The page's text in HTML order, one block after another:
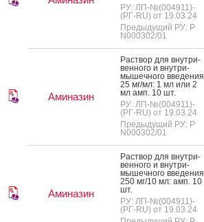
РУ: ЛП-№(004911)-
(РГ-RU) от 19.03.24
Предыдущий РУ: Р
N000302/01
Аминазин
Рас­твор для внут­ри­
вен­но­го и внут­ри­
мышеч­но­го вве­дения
25 мг/мл: 1 мл или 2
мл амп. 10 шт.
РУ: ЛП-№(004911)-
(РГ-RU) от 19.03.24
Предыдущий РУ: Р
N000302/01
Аминазин
Рас­твор для внут­ри­
вен­но­го и внут­ри­
мышеч­но­го вве­дения
250 мг/10 мл: амп. 10
шт.
РУ: ЛП-№(004911)-
(РГ-RU) от 19.03.24